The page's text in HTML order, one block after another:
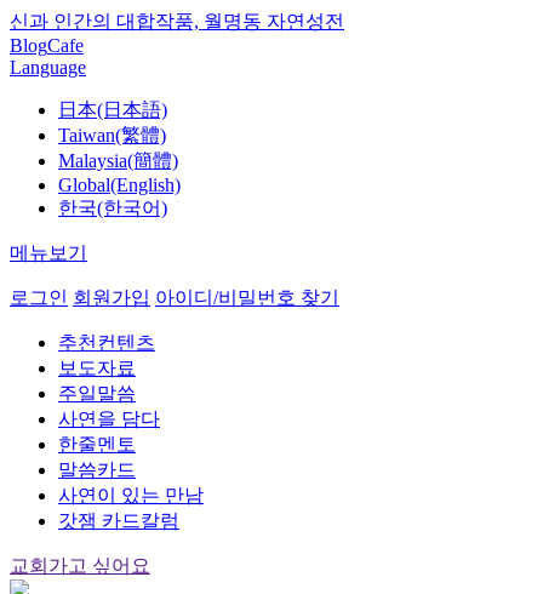
신과 인간의 대합작품, 월명동 자연성전
BlogCafe
Language
日本(日本語)
Taiwan(繁體)
Malaysia(簡體)
Global(English)
한국(한국어)
메뉴보기
로그인 회원가입 아이디/비밀번호 찾기
추천컨텐츠
보도자료
주일말씀
사연을 담다
한줄멘토
말씀카드
사연이 있는 만남
갓잼 카드칼럼
교회가고 싶어요